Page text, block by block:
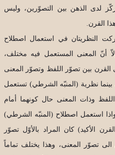
لدى الذهن بين التصوّرين، وليس
القرن.
النظريتان في استعمال اصطلاح
أنّ المعنى المستعمل فيه مختلف،
القرن بين تصوّر اللفظ وتصوّر المعنى
بينما نظرية (المنبّه الشرطي) تستعمل
وذات المعنى حال كونهما أمام
استعمل اصطلاح (المنبّه الشرطي)
الأكيد) كان المراد بالأوّل تصوّر
الى تصوّر المعنى، وهذا يختلف تماماً